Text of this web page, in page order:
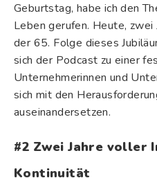
Geburtstag, habe ich den
Leben gerufen. Heute,
der 65. Folge dieses
sich der Podcast zu einer
Unternehmerinnen und
sich mit den
auseinandersetzen.
#2 Zwei Jahre voller
Kontinuität